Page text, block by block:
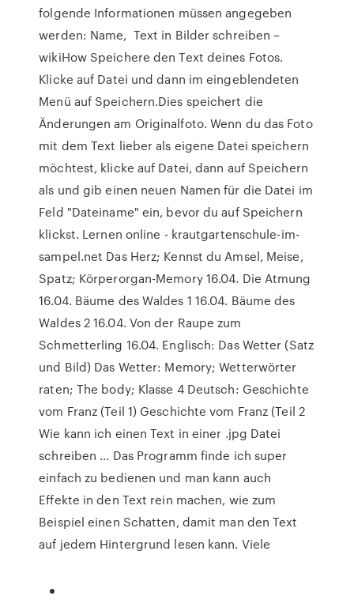
folgende Informationen müssen angegeben
werden: Name, Text in Bilder schreiben –
wikiHow Speichere den Text deines Fotos.
Klicke auf Datei und dann im eingeblendeten
Menü auf Speichern.Dies speichert die
Änderungen am Originalfoto. Wenn du das Foto
mit dem Text lieber als eigene Datei speichern
möchtest, klicke auf Datei, dann auf Speichern
als und gib einen neuen Namen für die Datei im
Feld "Dateiname" ein, bevor du auf Speichern
klickst. Lernen online - krautgartenschule-im-
sampel.net Das Herz; Kennst du Amsel, Meise,
Spatz; Körperorgan-Memory 16.04. Die Atmung
16.04. Bäume des Waldes 1 16.04. Bäume des
Waldes 2 16.04. Von der Raupe zum
Schmetterling 16.04. Englisch: Das Wetter (Satz
und Bild) Das Wetter: Memory; Wetterwörter
raten; The body; Klasse 4 Deutsch: Geschichte
vom Franz (Teil 1) Geschichte vom Franz (Teil 2
Wie kann ich einen Text in einer .jpg Datei
schreiben ... Das Programm finde ich super
einfach zu bedienen und man kann auch
Effekte in den Text rein machen, wie zum
Beispiel einen Schatten, damit man den Text
auf jedem Hintergrund lesen kann. Viele